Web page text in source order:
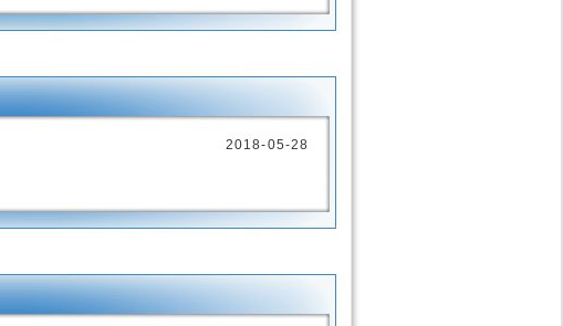
2018-05-28